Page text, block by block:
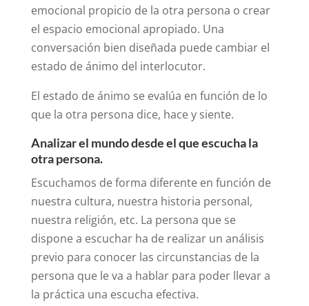
emocional propicio de la otra persona o crear
el espacio emocional apropiado. Una
conversación bien diseñada puede cambiar el
estado de ánimo del interlocutor.
El estado de ánimo se evalúa en función de lo
que la otra persona dice, hace y siente.
Analizar el mundo desde el que escucha la
otra persona.
Escuchamos de forma diferente en función de
nuestra cultura, nuestra historia personal,
nuestra religión, etc. La persona que se
dispone a escuchar ha de realizar un análisis
previo para conocer las circunstancias de la
persona que le va a hablar para poder llevar a
la práctica una escucha efectiva.